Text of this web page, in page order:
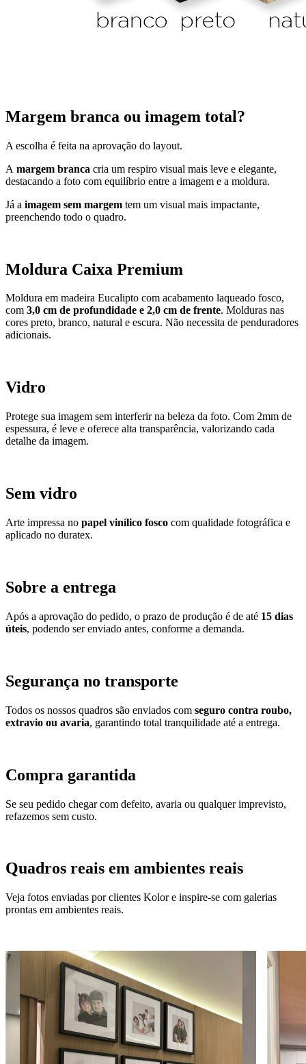
Margem branca ou imagem total?
A escolha é feita na aprovação do layout.
A margem branca cria um respiro visual mais leve e elegante,
destacando a foto com equilíbrio entre a imagem e a moldura.
Já a imagem sem margem tem um visual mais impactante,
preenchendo todo o quadro.
Moldura Caixa Premium
Moldura em madeira Eucalipto com acabamento laqueado fosco,
com 3,0 cm de profundidade e 2,0 cm de frente. Molduras nas
cores preto, branco, natural e escura. Não necessita de penduradores
adicionais.
Vidro
Protege sua imagem sem interferir na beleza da foto. Com 2mm de
espessura, é leve e oferece alta transparência, valorizando cada
detalhe da imagem.
Sem vidro
Arte impressa no papel vinílico fosco com qualidade fotográfica e
aplicado no duratex.
Sobre a entrega
Após a aprovação do pedido, o prazo de produção é de até 15 dias
úteis, podendo ser enviado antes, conforme a demanda.
Segurança no transporte
Todos os nossos quadros são enviados com seguro contra roubo,
extravio ou avaria, garantindo total tranquilidade até a entrega.
Compra garantida
Se seu pedido chegar com defeito, avaria ou qualquer imprevisto,
refazemos sem custo.
Quadros reais em ambientes reais
Veja fotos enviadas por clientes Kolor e inspire-se com galerias
prontas em ambientes reais.